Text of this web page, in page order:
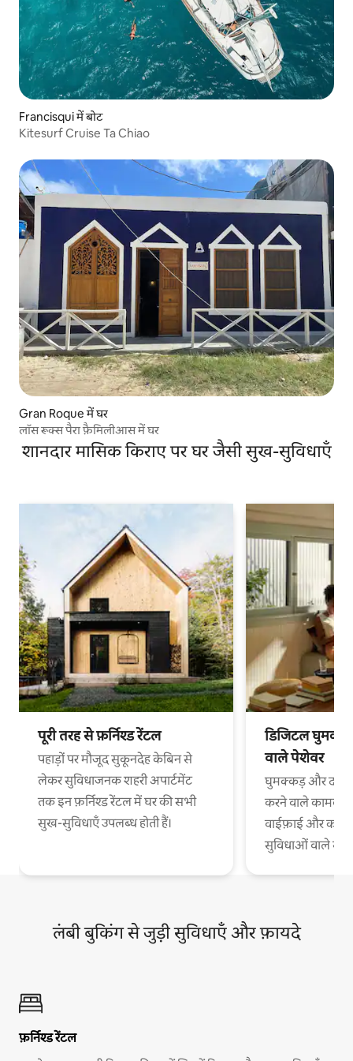
Francisqui में बोट
Kitesurf Cruise Ta Chiao
Gran Roque में घर
लॉस रूक्स पैरा फ़ैमिलीआस में घर
शानदार मासिक किराए पर घर जैसी सुख-सुविधाएँ
पूरी तरह से फ़र्निश्ड रेंटल
पहाड़ों पर मौजूद सुकूनदेह केबिन से
लेकर सुविधाजनक शहरी अपार्टमेंट
तक इन फ़र्निश्ड रेंटल में घर की सभी
सुख-सुविधाएँ उपलब्ध होती हैं।
डिजिटल
वाले पेशेवर
घुमक्कड़ और
करने वाले
वाईफ़ाई और काम
सुविधाओं वाले
लंबी बुकिंग से जुड़ी सुविधाएँ और फ़ायदे
फ़र्निश्ड रेंटल